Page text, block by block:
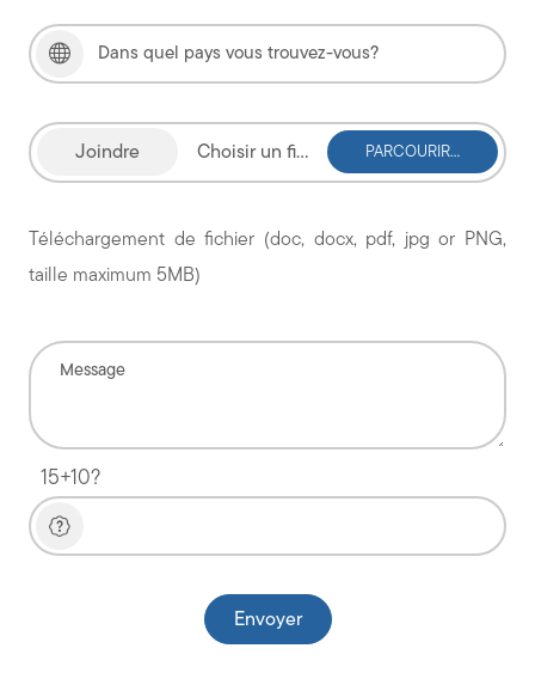
Choisir un fichier
Téléchargement de fichier (doc, docx, pdf, jpg or PNG,
taille maximum 5MB)
15+10?